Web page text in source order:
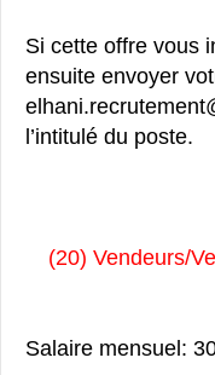
Si cette offre vous
ensuite envoyer
l’intitulé du poste.
(20) Vendeurs/
Salaire mensuel: